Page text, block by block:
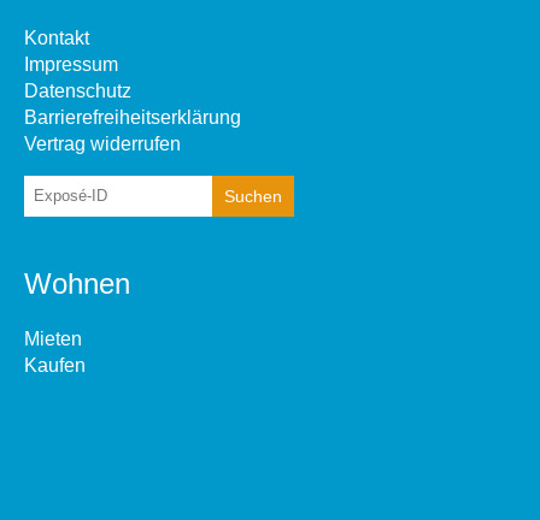
Kontakt
Impressum
Datenschutz
Barrierefreiheitserklärung
Vertrag widerrufen
Wohnen
Mieten
Kaufen